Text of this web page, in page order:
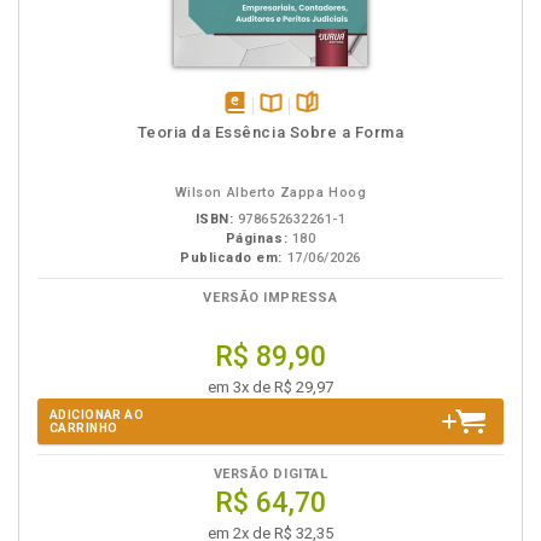
disponívelDisponível
páginas
Teoria da Essência Sobre a Forma
Wilson Alberto Zappa Hoog
ISBN: 978652632261-1
Páginas: 180
Publicado em: 17/06/2026
VERSÃO IMPRESSA
R$ 89,90
em 3x de R$ 29,97
ADICIONAR AO
CARRINHO
VERSÃO DIGITAL
R$ 64,70
em 2x de R$ 32,35